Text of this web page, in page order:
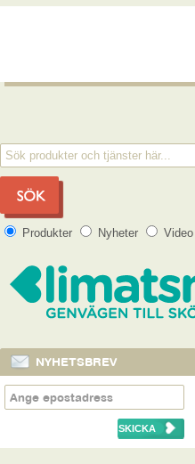
Produkter Nyheter Video
NYHETSBREV